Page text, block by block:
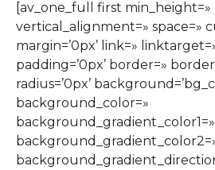
[av_one_full first min_height=»
vertical_alignment=» space=»
margin=’0px’ link=»
padding=’0px’ border=»
radius=’0px’
background_color=»
background_gradient_color1=»